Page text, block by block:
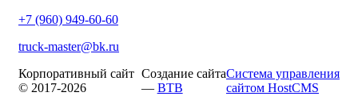
+7 (960) 949-60-60
truck-master@bk.ru
Корпоративный сайт
© 2017-2026
Создание сайта
— BTB
Система управления
сайтом HostCMS